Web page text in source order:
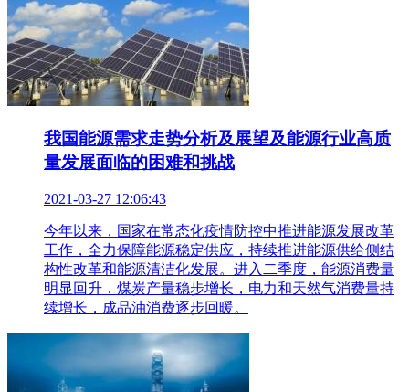
我国能源需求走势分析及展望及能源行业高质
量发展面临的困难和挑战
2021-03-27 12:06:43
今年以来，国家在常态化疫情防控中推进能源发展改革
工作，全力保障能源稳定供应，持续推进能源供给侧结
构性改革和能源清洁化发展。进入二季度，能源消费量
明显回升，煤炭产量稳步增长，电力和天然气消费量持
续增长，成品油消费逐步回暖。